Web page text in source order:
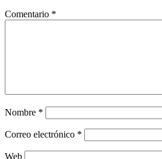
Comentario *
Nombre *
Correo electrónico *
Web